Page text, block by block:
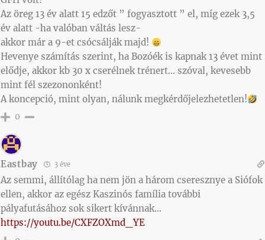
Az öreg 13 év alatt 15 edzőt ” fogyasztott ” el, míg ezek 3,5
év alatt -ha valóban váltás lesz-
akkor már a 9-et csócsálják majd!
Hevenye számítás szerint, ha Bozóék is kapnak 13 évet mint
elődje, akkor kb 30 x cserélnek trénert… szóval, kevesebb
mint fél szezononként!
A koncepció, mint olyan, nálunk megkérdőjelezhetetlen!
0
Eastbay 3 éve
Az semmi, állítólag ha nem jön a három cseresznye a Siófok
ellen, akkor az egész Kaszinós família további
pályafutásához sok sikert kívánnak…
https://youtu.be/CXFZOXmd_YE